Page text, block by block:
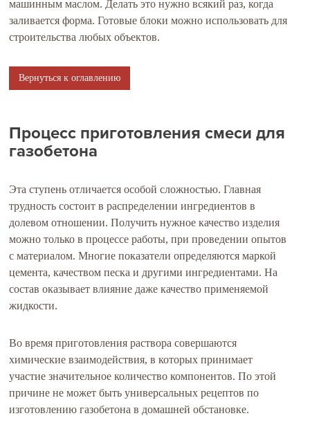
машинным маслом. Делать это нужно всякий раз, когда
заливается форма. Готовые блоки можно использовать для
строительства любых объектов.
Вернуться к оглавлению
Процесс приготовления смеси для
газобетона
Эта ступень отличается особой сложностью. Главная
трудность состоит в распределении ингредиентов в
долевом отношении. Получить нужное качество изделия
можно только в процессе работы, при проведении опытов
с материалом. Многие показатели определяются маркой
цемента, качеством песка и другими ингредиентами. На
состав оказывает влияние даже качество применяемой
жидкости.
Во время приготовления раствора совершаются
химические взаимодействия, в которых принимает
участие значительное количество компонентов. По этой
причине не может быть универсальных рецептов по
изготовлению газобетона в домашней обстановке.